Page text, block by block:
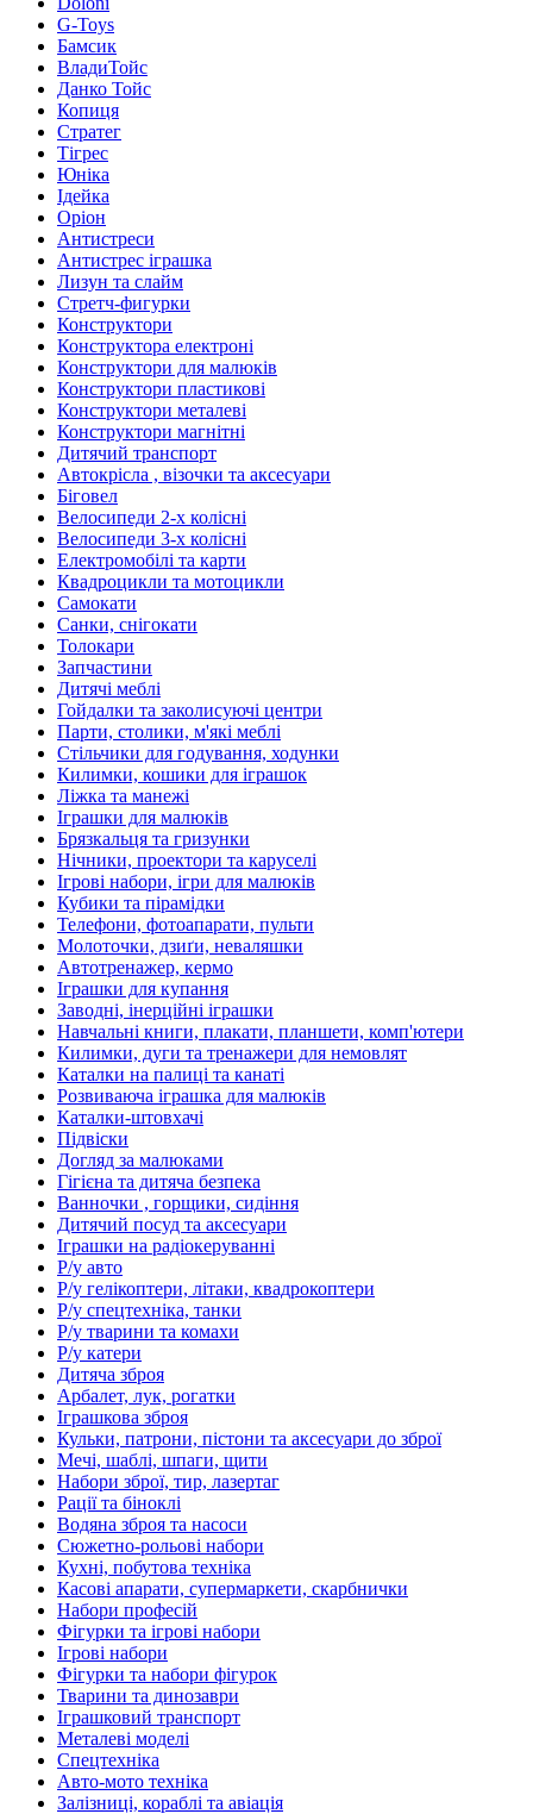
G-Toys
Бамсик
ВладиТойс
Данко Тойс
Копиця
Стратег
Тігрес
Юніка
Ідейка
Оріон
Антистреси
Антистрес іграшка
Лизун та слайм
Стретч-фигурки
Конструктори
Конструктора електроні
Конструктори для малюків
Конструктори пластикові
Конструктори металеві
Конструктори магнітні
Дитячий транспорт
Автокрісла , візочки та аксесуари
Біговел
Велосипеди 2-х колісні
Велосипеди 3-х колісні
Електромобілі та карти
Квадроцикли та мотоцикли
Самокати
Санки, снігокати
Толокари
Запчастини
Дитячі меблі
Гойдалки та заколисуючі центри
Парти, столики, м'які меблі
Стільчики для годування, ходунки
Килимки, кошики для іграшок
Ліжка та манежі
Іграшки для малюків
Брязкальця та гризунки
Нічники, проектори та каруселі
Ігрові набори, ігри для малюків
Кубики та пірамідки
Телефони, фотоапарати, пульти
Молоточки, дзиґи, неваляшки
Автотренажер, кермо
Іграшки для купання
Заводні, інерційні іграшки
Навчальні книги, плакати, планшети, комп'ютери
Килимки, дуги та тренажери для немовлят
Каталки на палиці та канаті
Розвиваюча іграшка для малюків
Каталки-штовхачі
Підвіски
Догляд за малюками
Гігієна та дитяча безпека
Ванночки , горщики, сидіння
Дитячий посуд та аксесуари
Іграшки на радіокеруванні
Р/у авто
Р/у гелікоптери, літаки, квадрокоптери
Р/у спецтехніка, танки
Р/у тварини та комахи
Р/у катери
Дитяча зброя
Арбалет, лук, рогатки
Іграшкова зброя
Кульки, патрони, пістони та аксесуари до зброї
Мечі, шаблі, шпаги, щити
Набори зброї, тир, лазертаг
Рації та біноклі
Водяна зброя та насоси
Сюжетно-рольові набори
Кухні, побутова техніка
Касові апарати, супермаркети, скарбнички
Набори професій
Фігурки та ігрові набори
Ігрові набори
Фігурки та набори фігурок
Тварини та динозаври
Іграшковий транспорт
Металеві моделі
Спецтехніка
Авто-мото техніка
Залізниці, кораблі та авіація